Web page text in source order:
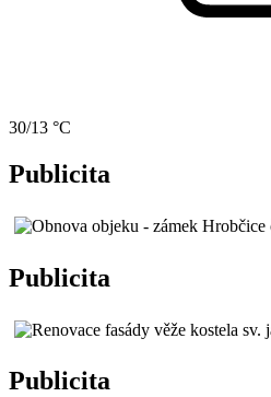
30/13 °C
Publicita
Publicita
Publicita